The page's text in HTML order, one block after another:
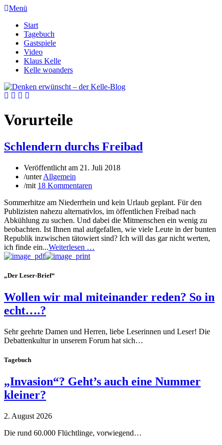
Menü
Start
Tagebuch
Gastspiele
Video
Klaus Kelle
Kelle woanders
Vorurteile
Schlendern durchs Freibad
Veröffentlicht am 21. Juli 2018
/unterAllgemein
/mit 18 Kommentaren
Sommerhitze am Niederrhein und kein Urlaub geplant. Für den
Publizisten nahezu alternativlos, im öffentlichen Freibad nach
Abkühlung zu suchen. Und dabei die Mitmenschen ein wenig zu
beobachten. Ist Ihnen mal aufgefallen, wie viele Leute in der bunten
Republik inzwischen tätowiert sind? Ich will das gar nicht werten,
ich finde ein...Weiterlesen …
„Der Leser-Brief“
Wollen wir mal miteinander reden? So in
echt….?
Sehr geehrte Damen und Herren, liebe Leserinnen und Leser! Die
Debattenkultur in unserem Forum hat sich…
Tagebuch
„Invasion“? Geht’s auch eine Nummer
kleiner?
2. August 2026
Die rund 60.000 Flüchtlinge, vorwiegend…